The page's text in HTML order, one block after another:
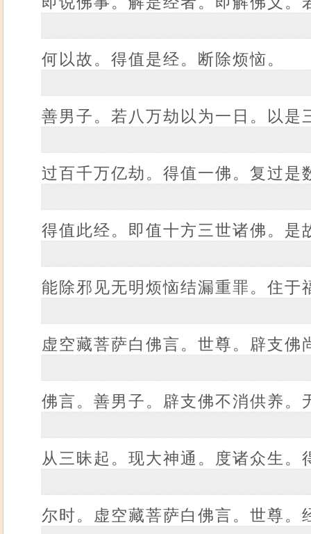
何以故。得值是经。断除烦恼。
善男子。若八万劫以为一日。以
过百千万亿劫。得值一佛。复过
得值此经。即值十方三世诸佛。是
能除邪见无明烦恼结漏重罪。住于
虚空藏菩萨白佛言。世尊。辟支
佛言。善男子。辟支佛不消供养
从三昧起。现大神通。度诸众生。
尔时。虚空藏菩萨白佛言。世尊